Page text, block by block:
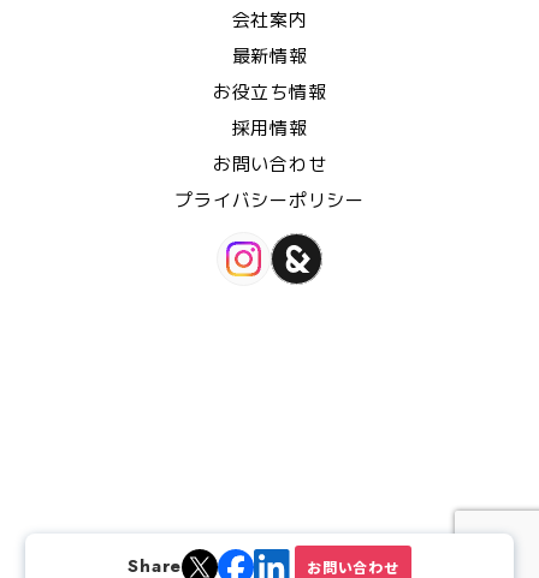
Share お問い合わせ
会社案内
最新情報
お役立ち情報
採用情報
お問い合わせ
プライバシーポリシー